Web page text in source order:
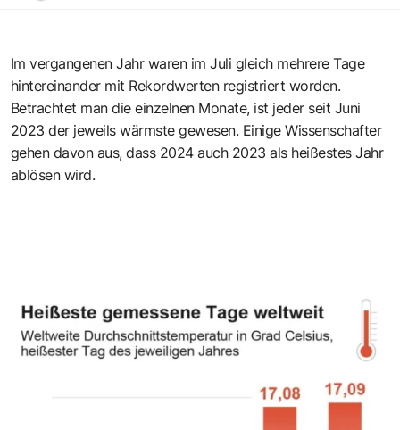
Im vergangenen Jahr waren im Juli gleich mehrere Tage
hintereinander mit Rekordwerten registriert worden.
Betrachtet man die einzelnen Monate, ist jeder seit Juni
2023 der jeweils wärmste gewesen. Einige Wissenschafter
gehen davon aus, dass 2024 auch 2023 als heißestes Jahr
ablösen wird.